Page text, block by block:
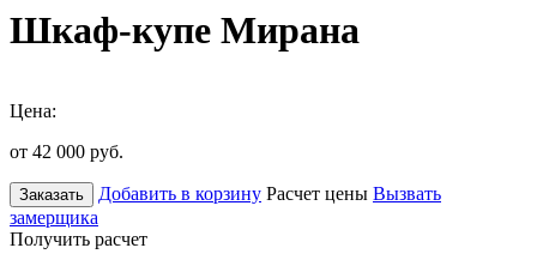
Шкаф-купе Мирана
Цена:
от 42 000 руб.
Заказать Добавить в корзину Расчет цены Вызвать
замерщика
Получить расчет